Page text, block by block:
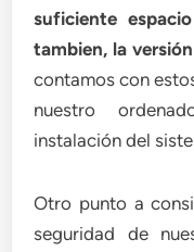
suficiente
tambien, la
contamos con
nuestro
instalación del
Otro punto a
seguridad de